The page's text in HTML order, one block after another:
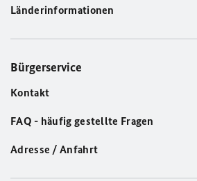
Länderinformationen
Bürgerservice
Kontakt
FAQ - häufig gestellte Fragen
Adresse / Anfahrt